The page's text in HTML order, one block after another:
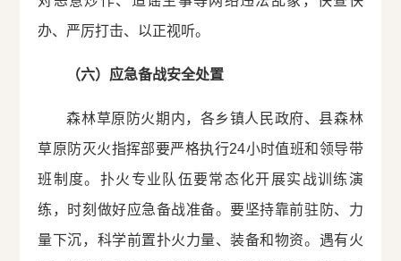
办、严厉打击、以正视听。
（六）应急备战安全处置
森林草原防火期内，各乡镇人民政府、县森林
草原防灭火指挥部要严格执行24小时值班和领导带
班制度。扑火专业队伍要常态化开展实战训练演
练，时刻做好应急备战准备。要坚持靠前驻防、力
量下沉，科学前置扑火力量、装备和物资。遇有火